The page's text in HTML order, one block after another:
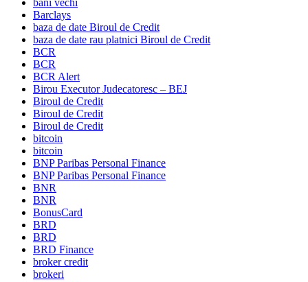
Barclays
baza de date Biroul de Credit
baza de date rau platnici Biroul de Credit
BCR
BCR
BCR Alert
Birou Executor Judecatoresc – BEJ
Biroul de Credit
Biroul de Credit
Biroul de Credit
bitcoin
bitcoin
BNP Paribas Personal Finance
BNP Paribas Personal Finance
BNR
BNR
BonusCard
BRD
BRD
BRD Finance
broker credit
brokeri